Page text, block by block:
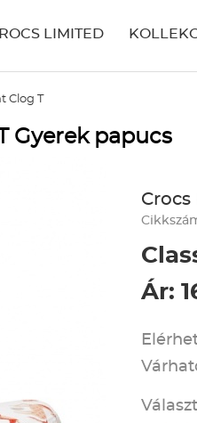
LIMITED
Clog T
Gyerek papucs
Crocs
Ár: